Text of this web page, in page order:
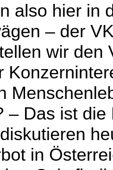
also hier in
– der
wir
– Das ist
in